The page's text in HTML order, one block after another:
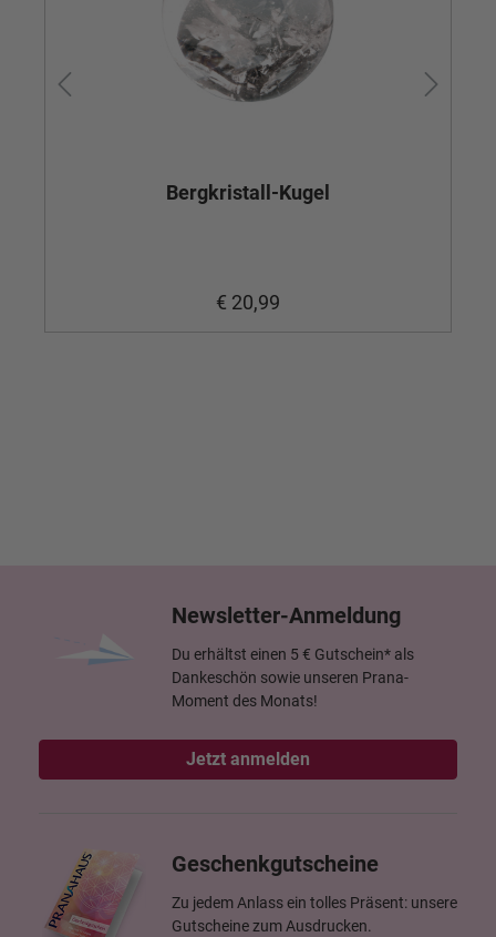
Bergkristall-Kugel
€ 20,99
Newsletter-Anmeldung
Du erhältst einen 5 € Gutschein* als
Dankeschön sowie unseren Prana-
Moment des Monats!
Jetzt anmelden
Geschenkgutscheine
Zu jedem Anlass ein tolles Präsent: unsere
Gutscheine zum Ausdrucken.